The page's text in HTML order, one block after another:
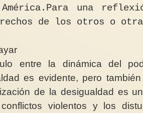
una
de los otros o
entre la dinámica del
es evidente, pero
de la desigualdad es
violentos y los